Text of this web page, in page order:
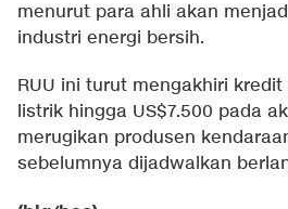
menurut para ahli akan
industri energi bersih.
RUU ini turut mengakhiri
listrik hingga US$7.500 pada
merugikan produsen
sebelumnya dijadwalkan